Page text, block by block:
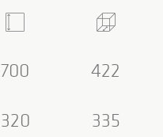
700 422
320 335